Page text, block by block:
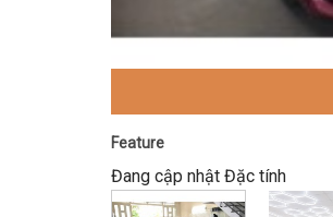
Feature
Đang cập nhật Đặc tính